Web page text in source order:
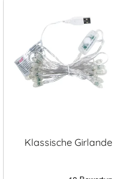
Klassische Girlande